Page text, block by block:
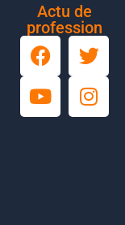
Actu de
profession